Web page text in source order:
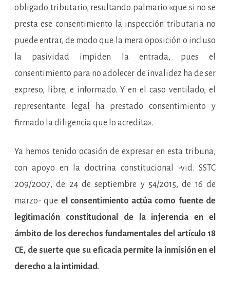
obligado tributario, resultando palmario «que si no se
presta ese consentimiento la inspección tributaria no
puede entrar, de modo que la mera oposición o incluso
la pasividad impiden la entrada, pues el
consentimiento para no adolecer de invalidez ha de ser
expreso, libre, e informado. Y en el caso ventilado, el
representante legal ha prestado consentimiento y
firmado la diligencia que lo acredita».
Ya hemos tenido ocasión de expresar en esta tribuna,
con apoyo en la doctrina constitucional -vid. SSTC
209/2007, de 24 de septiembre y 54/2015, de 16 de
marzo- que el consentimiento actúa como fuente de
legitimación constitucional de la injerencia en el
ámbito de los derechos fundamentales del artículo 18
CE, de suerte que su eficacia permite la inmisión en el
derecho a la intimidad.